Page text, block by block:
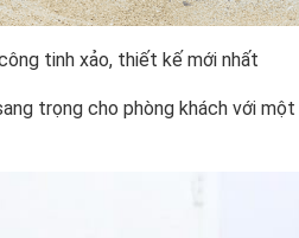
tinh xảo, thiết kế mới nhất
trọng cho phòng khách với một